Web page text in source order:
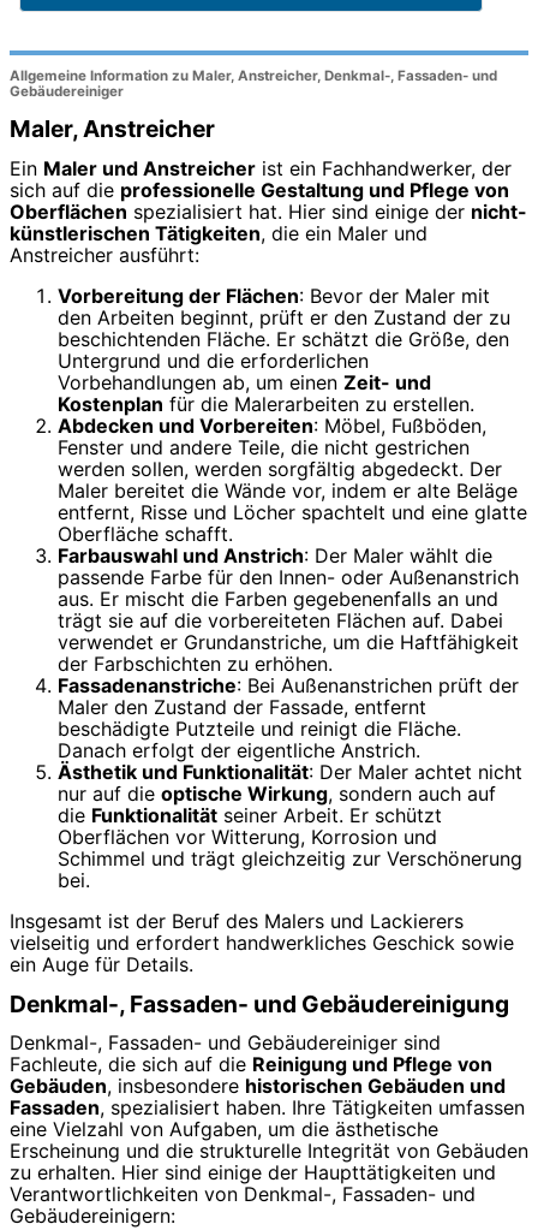
Allgemeine Information zu Maler, Anstreicher, Denkmal-, Fassaden- und
Gebäudereiniger
Maler, Anstreicher
Ein Maler und Anstreicher ist ein Fachhandwerker, der
sich auf die professionelle Gestaltung und Pflege von
Oberflächen spezialisiert hat. Hier sind einige der nicht-
künstlerischen Tätigkeiten, die ein Maler und
Anstreicher ausführt:
Vorbereitung der Flächen: Bevor der Maler mit
den Arbeiten beginnt, prüft er den Zustand der zu
beschichtenden Fläche. Er schätzt die Größe, den
Untergrund und die erforderlichen
Vorbehandlungen ab, um einen Zeit- und
Kostenplan für die Malerarbeiten zu erstellen.
Abdecken und Vorbereiten: Möbel, Fußböden,
Fenster und andere Teile, die nicht gestrichen
werden sollen, werden sorgfältig abgedeckt. Der
Maler bereitet die Wände vor, indem er alte Beläge
entfernt, Risse und Löcher spachtelt und eine glatte
Oberfläche schafft.
Farbauswahl und Anstrich: Der Maler wählt die
passende Farbe für den Innen- oder Außenanstrich
aus. Er mischt die Farben gegebenenfalls an und
trägt sie auf die vorbereiteten Flächen auf. Dabei
verwendet er Grundanstriche, um die Haftfähigkeit
der Farbschichten zu erhöhen.
Fassadenanstriche: Bei Außenanstrichen prüft der
Maler den Zustand der Fassade, entfernt
beschädigte Putzteile und reinigt die Fläche.
Danach erfolgt der eigentliche Anstrich.
Ästhetik und Funktionalität: Der Maler achtet nicht
nur auf die optische Wirkung, sondern auch auf
die Funktionalität seiner Arbeit. Er schützt
Oberflächen vor Witterung, Korrosion und
Schimmel und trägt gleichzeitig zur Verschönerung
bei.
Insgesamt ist der Beruf des Malers und Lackierers
vielseitig und erfordert handwerkliches Geschick sowie
ein Auge für Details.
Denkmal-, Fassaden- und Gebäudereinigung
Denkmal-, Fassaden- und Gebäudereiniger sind
Fachleute, die sich auf die Reinigung und Pflege von
Gebäuden, insbesondere historischen Gebäuden und
Fassaden, spezialisiert haben. Ihre Tätigkeiten umfassen
eine Vielzahl von Aufgaben, um die ästhetische
Erscheinung und die strukturelle Integrität von Gebäuden
zu erhalten. Hier sind einige der Haupttätigkeiten und
Verantwortlichkeiten von Denkmal-, Fassaden- und
Gebäudereinigern: